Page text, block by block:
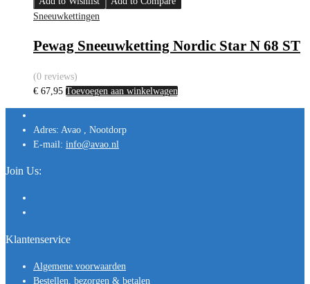
Sneeuwkettingen
Pewag Sneeuwketting Nordic Star N 68 ST
(0 reviews)
€ 67,95 Toevoegen aan winkelwagen
Adres: Avao , Nootdorp
E-mail: info@avao.nl
Join Us:
Klantenservice
Algemene voorwaarden
Bestellen, bezorgen & betalen